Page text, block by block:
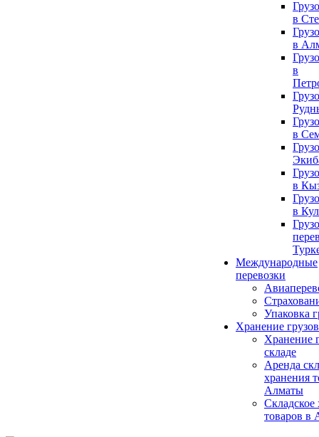
в
в
в
в
в
в
Международные
перевозки
Упаковка
Хранение
Хранение
складе
Аренда
хранения
Алматы
Складское
товаров в